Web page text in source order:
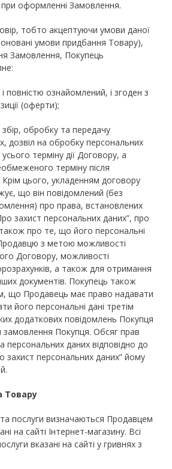
при оформленні Замовлення.
тобто акцептуючи умови даної
умови придбання Товару),
Замовлення, Покупець
повністю ознайомлений, і згоден з
(оферти);
збір, обробку та передачу
дозвіл на обробку персональних
терміну дії Договору, а
терміну після
Крім цього, укладенням договору
що він повідомлений (без
про права, встановлених
захист персональних даних”, про
про те, що його персональні
з метою можливості
Договору, можливості
а також для отримання
документів. Покупець також
що Продавець має право надавати
його персональні дані третім
додаткових повідомлень Покупця
Покупця. Обсяг прав
персональних даних відповідно до
захист персональних даних” йому
Товару
послуги визначаються Продавцем
на сайті Інтернет-магазину. Всі
вказані на сайті у гривнях з